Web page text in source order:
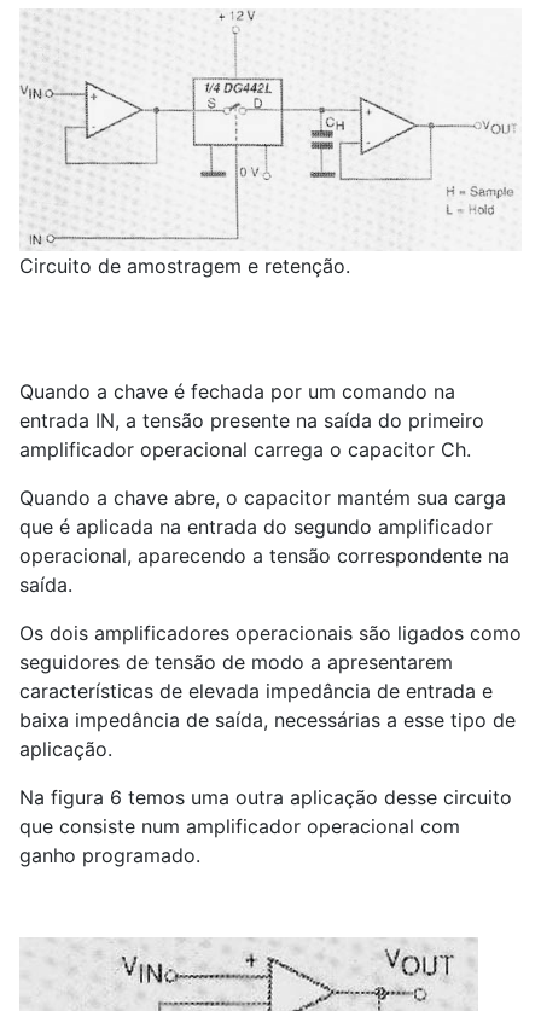
Circuito de amostragem e retenção.
Quando a chave é fechada por um comando na
entrada IN, a tensão presente na saída do primeiro
amplificador operacional carrega o capacitor Ch.
Quando a chave abre, o capacitor mantém sua carga
que é aplicada na entrada do segundo amplificador
operacional, aparecendo a tensão correspondente na
saída.
Os dois amplificadores operacionais são ligados como
seguidores de tensão de modo a apresentarem
características de elevada impedância de entrada e
baixa impedância de saída, necessárias a esse tipo de
aplicação.
Na figura 6 temos uma outra aplicação desse circuito
que consiste num amplificador operacional com
ganho programado.